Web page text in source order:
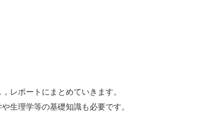
レポートにまとめていきます。
生理学等の基礎知識も必要です。